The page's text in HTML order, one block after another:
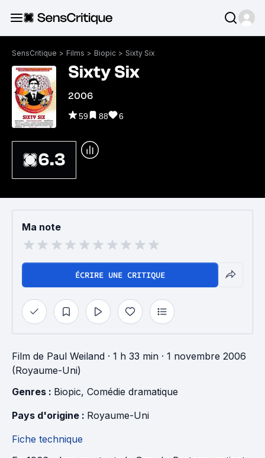
SensCritique > Films > Biopic > Sixty Six
Sixty Six
2006
59 88 6
6.3
Ma note
ÉCRIRE UNE CRITIQUE
Film de Paul Weiland · 1 h 33 min · 1 novembre 2006
(Royaume-Uni)
Genres : Biopic, Comédie dramatique
Pays d'origine : Royaume-Uni
Fiche technique